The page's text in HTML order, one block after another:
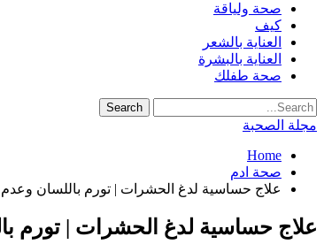
صحة ولياقة
كيف
العناية بالشعر
العناية بالبشرة
صحة طفلك
مجلة الصحبة
Home
صحة ادم
علاج حساسية لدغ الحشرات | تورم باللسان وعدم
علاج حساسية لدغ الحشرات | تورم